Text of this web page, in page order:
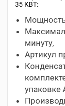
35 КВТ:
Мощность
минуту,
Артикул
упаковке